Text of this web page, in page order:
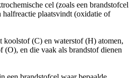
cel (zoals een brandstofcel
halfreactie plaatsvindt (oxidatie of
koolstof (C) en waterstof (H) atomen,
(O), en die vaak als brandstof dienen